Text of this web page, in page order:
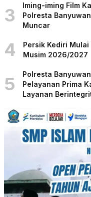
3
Iming-iming Film
Polresta
Muncar
4
Persik Kediri
Musim 2026/2027
5
Polresta
Pelayanan Prima
Layanan